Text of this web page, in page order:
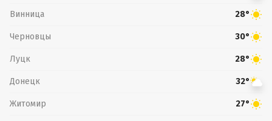
Винница 28°
Черновцы 30°
Луцк 28°
Донецк 32°
Житомир 27°